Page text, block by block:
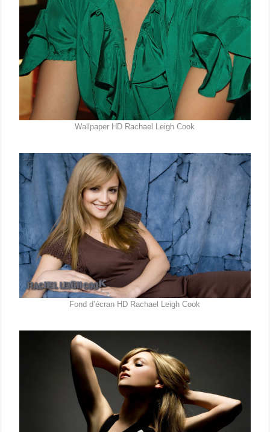
Wallpaper HD Rachael Leigh Cook
Fond d’écran HD Rachael Leigh Cook